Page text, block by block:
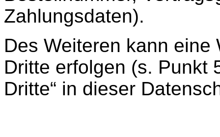
Zahlungsdaten).
Des Weiteren kann
Dritte erfolgen (s. Punkt
Dritte“ in dieser